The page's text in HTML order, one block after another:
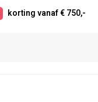
korting vanaf € 750,-